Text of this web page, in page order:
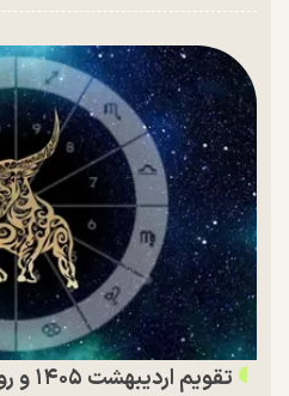
تقویم اردیبهشت ۱۴۰۵ و روز‌های تعطیل این ماه